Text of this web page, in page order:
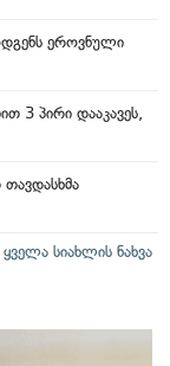
ეროვნული
3 პირი დააკავეს,
ყველა სიახლის ნახვა